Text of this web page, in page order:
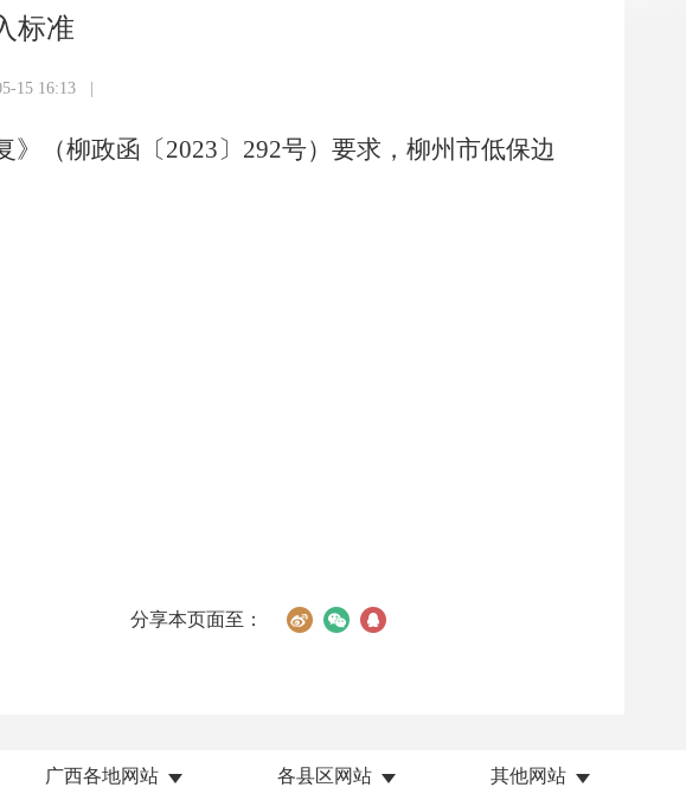
标准
15 16:13 |
》 （柳政函〔2023〕292号）要求， 柳州市低保边
分享本页面至：
广西各地网站 各县区网站 其他网站